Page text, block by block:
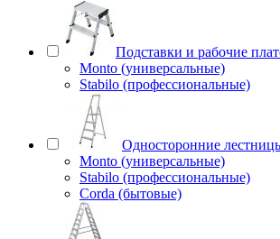
Подставки и рабочие
Monto (универсальные)
Stabilo (профессиональные)
Односторонние
Monto (универсальные)
Stabilo (профессиональные)
Corda (бытовые)